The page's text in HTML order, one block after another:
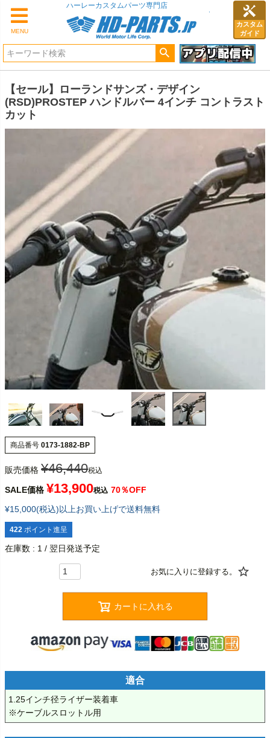
MENU
カスタム
ガイド
ハーレーカスタムパーツ専門店
【セール】ローランドサンズ・デザイン
(RSD)PROSTEP ハンドルバー 4インチ コントラスト
カット
商品番号 0173-1882-BP
販売価格 ¥46,440税込
SALE価格 ¥13,900税込 70％OFF
¥15,000(税込)以上お買い上げで送料無料
422 ポイント進呈
在庫数 1 / 翌日発送予定
カートに入れる
適合
1.25インチ径ライザー装着車
※ケーブルスロットル用